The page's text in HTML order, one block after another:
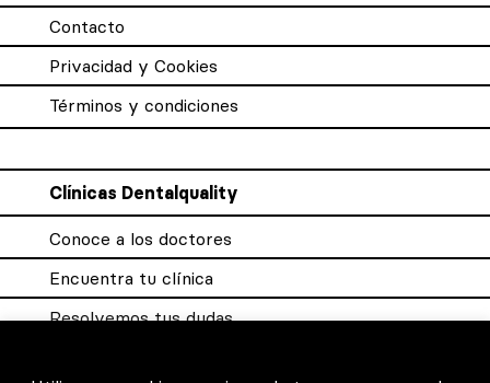
Contacto
Privacidad y Cookies
Términos y condiciones
Clínicas Dentalquality
Conoce a los doctores
Encuentra tu clínica
Resolvemos tus dudas